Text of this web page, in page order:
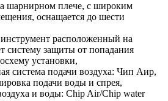
шарнирном плече, c широким
оснащается до шести
расположенный на
систему защиты от попадания
установки,
система подачи воздуха: Чип Аир,
подачи воды и спрея,
и воды: Chip Air/Chip water